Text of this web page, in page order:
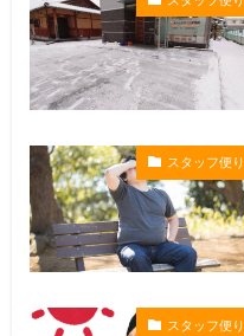
スタッフ便り
スタッフ便り